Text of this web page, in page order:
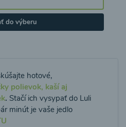
do výberu
hotové,
polievok, kaší aj
. Stačí ich vysypať do Luli
minút je vaše jedlo